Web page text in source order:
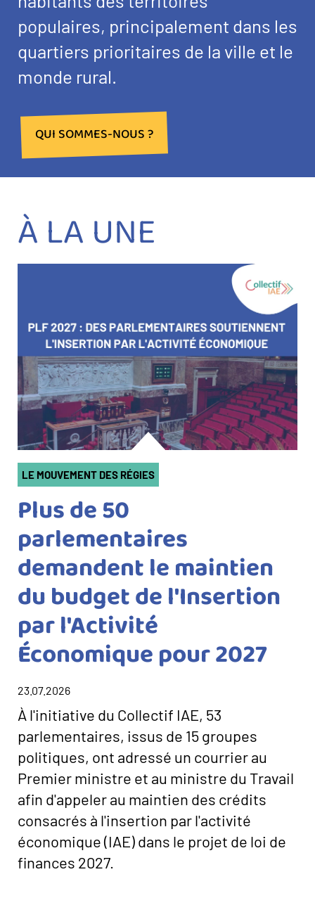
populaires, principalement dans les
quartiers prioritaires de la ville et le
monde rural.
QUI SOMMES-NOUS ?
À LA UNE
Catégorie(s)
LE MOUVEMENT DES RÉGIES
Plus de 50
parlementaires
demandent le maintien
du budget de l'Insertion
par l'Activité
Économique pour 2027
23.07.2026
Texte
d’introduction
À l'initiative du Collectif IAE, 53
parlementaires, issus de 15 groupes
politiques, ont adressé un courrier au
Premier ministre et au ministre du Travail
afin d'appeler au maintien des crédits
consacrés à l'insertion par l'activité
économique (IAE) dans le projet de loi de
finances 2027.